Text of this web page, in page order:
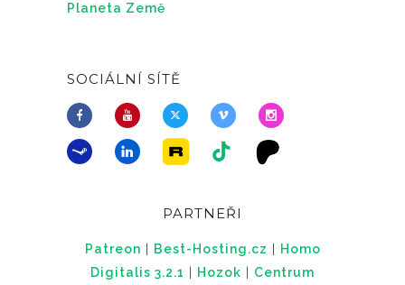
Planeta Země
SOCIÁLNÍ SÍTĚ
PARTNEŘI
Patreon Best-Hosting.cz
Homo
Digitalis 3.2.1
Hozok Centrum